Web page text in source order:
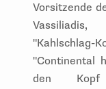
Vorsitzende
"Continental
den